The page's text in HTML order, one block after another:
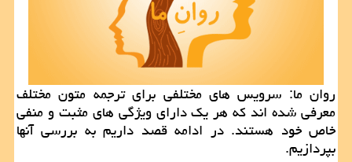
روان ما: سرویس های مختلفی برای ترجمه متون مختلف
معرفی شده اند كه هر یك دارای ویژگی های مثبت و منفی
خاص خود هستند. در ادامه قصد داریم به بررسی آنها
بپردازیم.